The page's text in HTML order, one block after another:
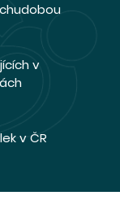
v
v ČR